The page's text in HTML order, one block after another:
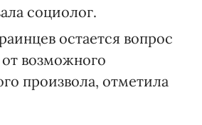
социолог.
остается вопрос
возможного
произвола, отметила